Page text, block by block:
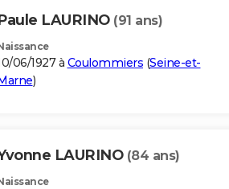
LAURINO (91 ans)
06/1927 à Coulommiers (Seine-et-
)
LAURINO (84 ans)